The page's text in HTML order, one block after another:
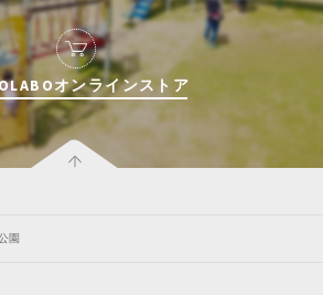
オンラインストア
園